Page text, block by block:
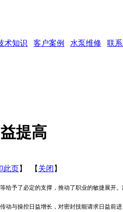
术知识 客户案例 水泵维修 联
提高
此页 】 【 关闭 】
给予了必定的支撑，推动了职业的敏捷展开
动与操控日益增长，对密封技能请求日益前